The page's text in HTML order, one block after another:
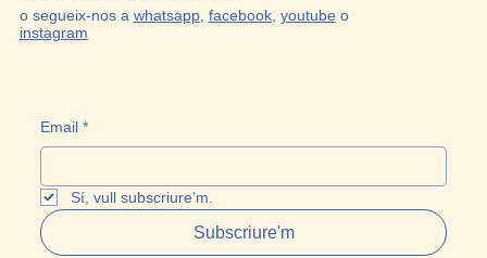
o segueix-nos a whatsapp, facebook, youtubeo
instagram
Email *
Sí, vull subscriure'm.
Subscriure'm